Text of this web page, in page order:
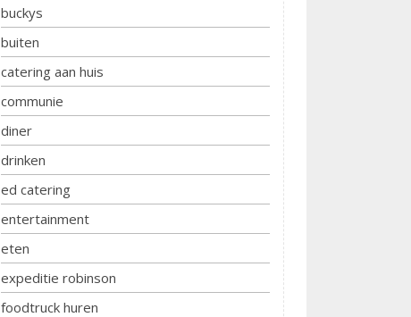
buckys
buiten
catering aan huis
communie
diner
drinken
ed catering
entertainment
eten
expeditie robinson
foodtruck huren